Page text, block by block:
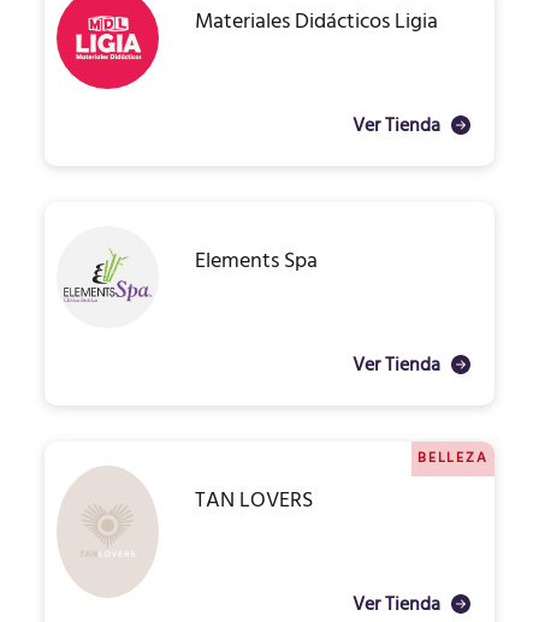
Materiales Didácticos Ligia
Ver Tienda
Elements Spa
Ver Tienda
BELLEZA
TAN LOVERS
Ver Tienda